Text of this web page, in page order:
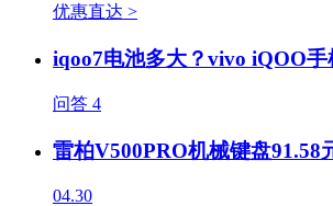
优惠直达 >
iqoo7电池多大？vivo iQOO手
问答 4
雷柏V500PRO机械键盘91.58
04.30